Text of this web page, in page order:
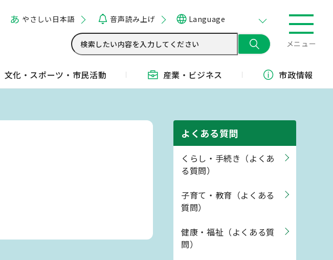
やさしい日本語 音声読み上げ Language
メニュー
文化・ スポーツ・ 市民活動 産業・ ビジネス 市政情報
よくある質問
くらし・手続き（よくあ
る質問）
子育て・教育（よくある
質問）
健康・福祉（よくある質
問）